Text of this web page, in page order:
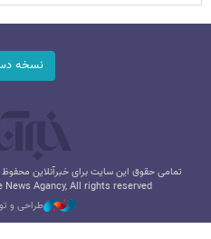
نسخه
تمامی حقوق این سایت برای خبرآنلاین
Agancy, All rights reserved
طراحی و